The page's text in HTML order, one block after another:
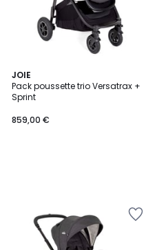
JOIE
Pack poussette trio Versatrax +
Sprint
859,00 €